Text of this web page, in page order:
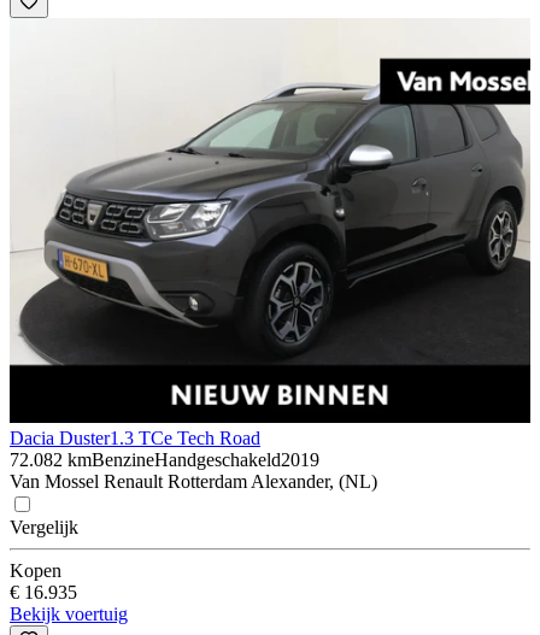
Dacia Duster1.3 TCe Tech Road
72.082 kmBenzineHandgeschakeld2019
Van Mossel Renault Rotterdam Alexander, (NL)
Vergelijk
Kopen
€ 16.935
Bekijk voertuig